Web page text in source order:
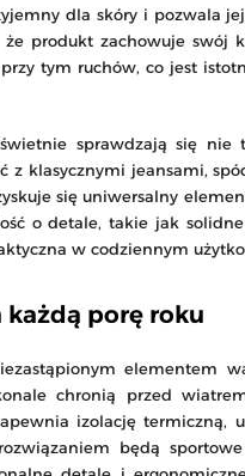
dla skóry i pozwala
produkt zachowuje swój
tym ruchów, co jest
sprawdzają się nie
z klasycznymi jeansami,
się uniwersalny
o detale, takie jak
w codziennym
każdą porę roku
elementem
chronią przed
izolację termiczną,
będą